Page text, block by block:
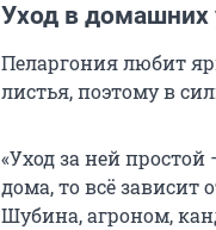
Уход в домашних
Пеларгония любит
листья, поэтому в
«Уход за ней
дома, то всё
Шубина, агроном,